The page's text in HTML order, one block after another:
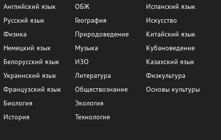
Английский язык
Русский язык
Физика
Немецкий язык
Белорусский язык
Украинский язык
Французский язык
Биология
История
ОБЖ
География
Природоведение
Музыка
ИЗО
Литература
Обществознание
Экология
Технология
Испанский язык
Искусство
Китайский язык
Кубановедение
Казахский язык
Физкультура
Основы культуры